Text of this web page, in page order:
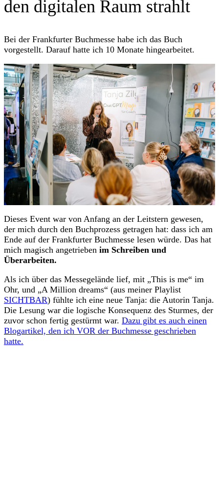
den digitalen Raum strahlt
Bei der Frankfurter Buchmesse habe ich das Buch
vorgestellt. Darauf hatte ich 10 Monate hingearbeitet.
Dieses Event war von Anfang an der Leitstern gewesen,
der mich durch den Buchprozess getragen hat: dass ich am
Ende auf der Frankfurter Buchmesse lesen würde. Das hat
mich magisch angetrieben im Schreiben und
Überarbeiten.
Als ich über das Messegelände lief, mit „This is me“ im
Ohr, und „A Million dreams“ (aus meiner Playlist
SICHTBAR) fühlte ich eine neue Tanja: die Autorin Tanja.
Die Lesung war die logische Konsequenz des Sturmes, der
zuvor schon fertig gestürmt war. Dazu gibt es auch einen
Blogartikel, den ich VOR der Buchmesse geschrieben
hatte.